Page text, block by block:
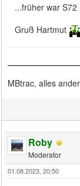
...früher war
Gruß Hartmut
MBtrac, alles
Roby
Moderator
01.08.2023, 20:50